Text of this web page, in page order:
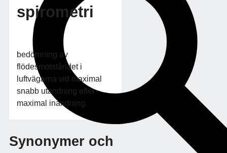
spirometri
bedömning av
flödesmotståndet i
luftvägarna vid maximal
snabb utandning efter
maximal inandning.
Synonymer och